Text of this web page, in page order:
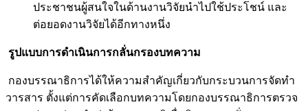
ประชาชนผู้สนใจในด้านงานวิจัยนำไปใช้ประโชน์ และ
ต่อยอดงานวิจัยได้อีกทางหนึ่ง
รูปแบบการดำเนินการกลั่นกรองบทความ
กองบรรณาธิการได้ให้ความสำคัญเกี่ยวกับกระบวนการจัดทำ
วารสาร ตั้งแต่การคัดเลือกบทความโดยกองบรรณาธิการตรวจ